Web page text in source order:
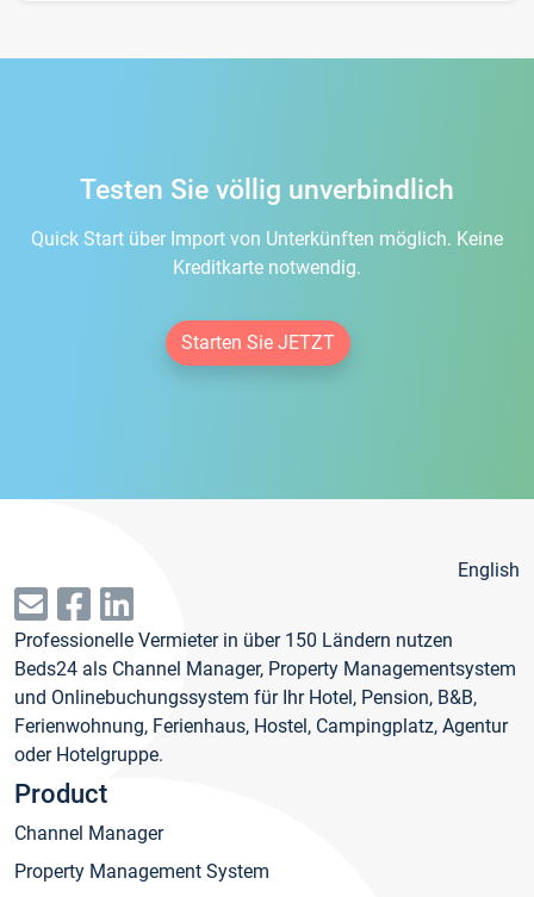
Testen Sie völlig unverbindlich
Quick Start über Import von Unterkünften möglich. Keine
Kreditkarte notwendig.
Starten Sie JETZT
English
Professionelle Vermieter in über 150 Ländern nutzen
Beds24 als Channel Manager, Property Managementsystem
und Onlinebuchungssystem für Ihr Hotel, Pension, B&B,
Ferienwohnung, Ferienhaus, Hostel, Campingplatz, Agentur
oder Hotelgruppe.
Product
Channel Manager
Property Management System